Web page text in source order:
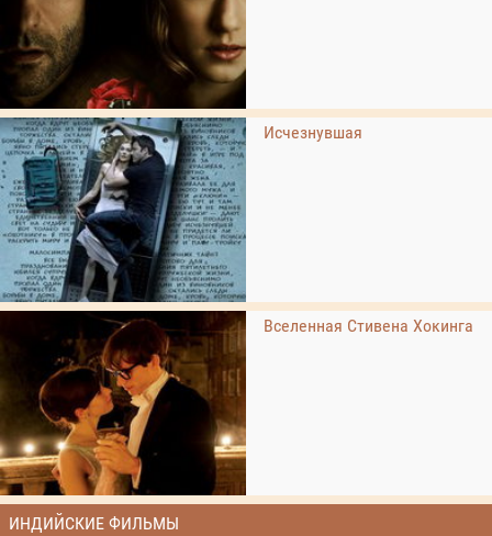
Исчезнувшая
Вселенная Стивена Хокинга
ИНДИЙСКИЕ ФИЛЬМЫ